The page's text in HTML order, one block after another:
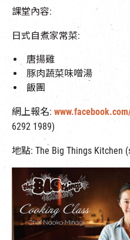
簡
課堂內容:
日式自煮家常菜:
唐揚雞
豚肉蔬菜味噌湯
飯團
網上報名:
6292 1989)
地點: The Big Things Kitchen